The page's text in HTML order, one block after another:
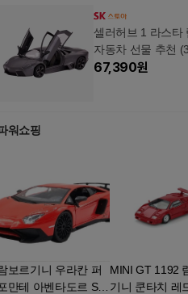
셀러허브 1 라스타
자동차 선물 추천
67,390원
워쇼핑
보르기니 우라칸 퍼
만테 아벤타도르 SV
MINI GT 1192
기니 쿤타치 레